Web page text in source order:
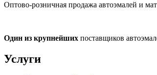
Оптово-розничная продажа автоэмалей и
Один из крупнейших поставщиков
Услуги